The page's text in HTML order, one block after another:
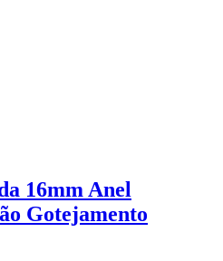
16mm Anel
Gotejamento